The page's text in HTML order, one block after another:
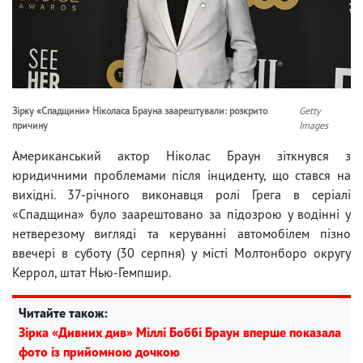
Зірку «Спадщини» Ніколаса Брауна заарештували: розкрито
причину
Getty
Images
Американський актор Ніколас Браун зіткнувся з
юридичними проблемами після інциденту, що стався на
вихідні. 37-річного виконавця ролі Грега в серіалі
«Спадщина» було заарештовано за підозрою у водінні у
нетверезому вигляді та керуванні автомобілем пізно
ввечері в суботу (30 серпня) у місті Молтонборо округу
Керрол, штат Нью-Гемпшир.
Читайте також:
Зірка «Дивних див» Міллі Боббі Браун вперше показала
фото із прийомною дочкою